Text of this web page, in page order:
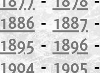
1886- 1887
1895-1896
1904-1905